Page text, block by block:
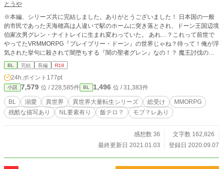
とうや
※本編、シリーズ共に完結しました。ありがとうございました！ 日本国の一般
的市民であった天海穂高は人違いで駅のホームに突き落とされ、ドーン王国辺境
伯家次男グレン・ナイトレイに生まれ変わっていた。 あれ…？これって前世で
やってたVRMMORPG『ブレイブリー・ドーン』の世界じゃね？待って！俺が浮
気された挙句に殺されて闇堕ちする『闇の聖者グレン』なの！？ 魔王討伐の旅
から帰ってきた俺の前には、浮気相手の腹の上でアンアン言ってる嫁。 うん、
離婚して王都屋敷を更地にしよう！ は？自重？恋愛フラグ？原作強制力？知る
かそんなの後にしろ。俺は忙しい。 無事に離婚できた俺を待っていたのは、嬉
しい楽しい開発三昧の生活……の筈だった。 異世界大量転生シリーズ『ナイト
レイ編』開幕です！ 残念なほど中身がぶっ飛んだ儚げ美人総受けの争奪戦。 お
相手は兄、勇者、幼馴染み。 シリアスやざまぁはフレーバー程度にほんのり
と。結婚前後の後半エロ入ってきます。 ********************* * ATTENTION * ****
す。わからない設定は随時更新する【ネタバレ含む裏設定と登場人物紹介】を見
時更新。
BL 完結 長編 R18
24h.ポイント 177pt
小説 7,579 位 / 228,585件 BL 1,496 位 / 31,383件
BL 溺愛 異世界 異世界大量転生シリーズ 総受け
MMORPG
残酷な描写あり
NL要素有り 飯テロ？ モブ？レあり
感想数 36
文字数 162,826
最終更新日 2021.01.03
登録日 2020.09.07